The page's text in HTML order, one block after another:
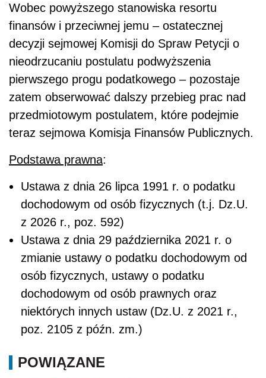
Wobec powyższego stanowiska resortu
finansów i przeciwnej jemu – ostatecznej
decyzji sejmowej Komisji do Spraw Petycji o
nieodrzucaniu postulatu podwyższenia
pierwszego progu podatkowego – pozostaje
zatem obserwować dalszy przebieg prac nad
przedmiotowym postulatem, które podejmie
teraz sejmowa Komisja Finansów Publicznych.
Podstawa prawna:
Ustawa z dnia 26 lipca 1991 r. o podatku
dochodowym od osób fizycznych (t.j. Dz.U.
z 2026 r., poz. 592)
Ustawa z dnia 29 października 2021 r. o
zmianie ustawy o podatku dochodowym od
osób fizycznych, ustawy o podatku
dochodowym od osób prawnych oraz
niektórych innych ustaw (Dz.U. z 2021 r.,
poz. 2105 z późn. zm.)
POWIĄZANE